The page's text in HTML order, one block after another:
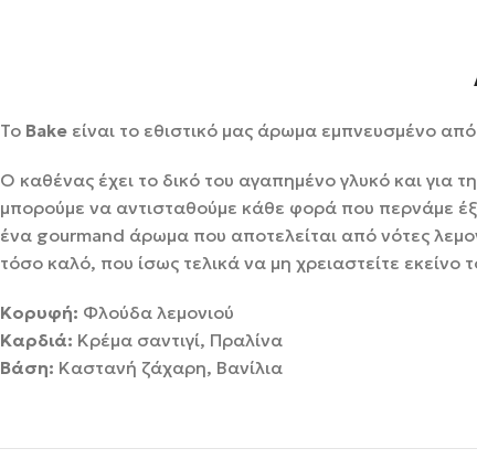
Το Bake είναι το εθιστικό μας άρωμα εμπνευσμένο
Ο καθένας έχει το δικό του αγαπημένο γλυκό και για
μπορούμε να αντισταθούμε κάθε φορά που περνάμε
ένα gourmand άρωμα που αποτελείται από νότες
τόσο καλό, που ίσως τελικά να μη χρειαστείτε εκείνο
Κορυφή: Φλούδα λεμονιού
Καρδιά: Κρέμα σαντιγί, Πραλίνα
Βάση: Καστανή ζάχαρη, Βανίλια